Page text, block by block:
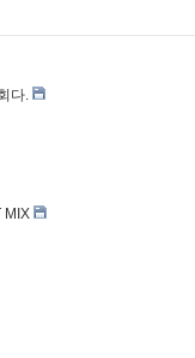
다.
MIX